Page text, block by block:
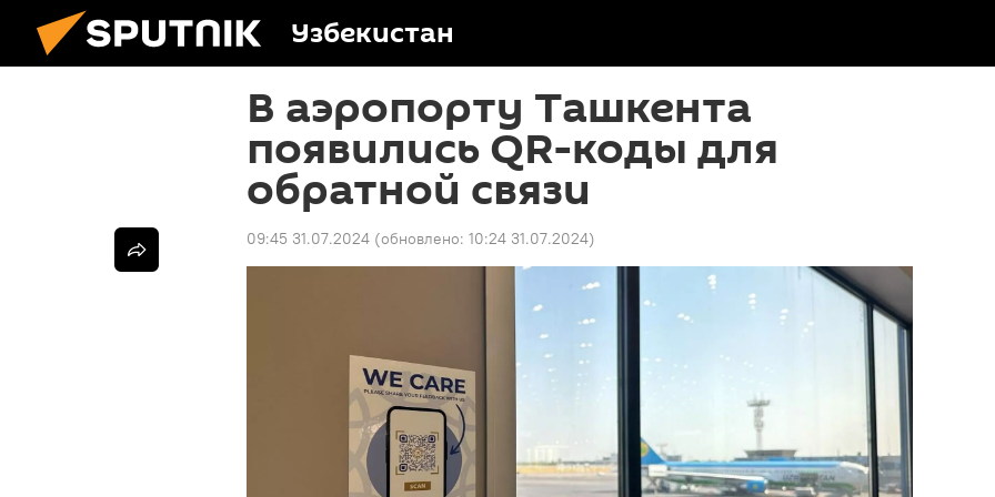
Узбекистан
В аэропорту Ташкента
появились QR-коды для
обратной связи
09:45 31.07.2024 (обновлено: 10:24 31.07.2024)